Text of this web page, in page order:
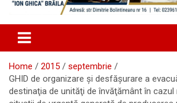
Home 2015
septembrie
GHID de organizare şi desfăşurare a
destinaţia de unităţi de învăţământ în